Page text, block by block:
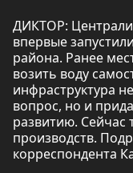
ДИКТОР:
впервые
района. Ранее
возить воду
инфраструктура
вопрос, но и
развитию. Сейчас
производств.
корреспондента